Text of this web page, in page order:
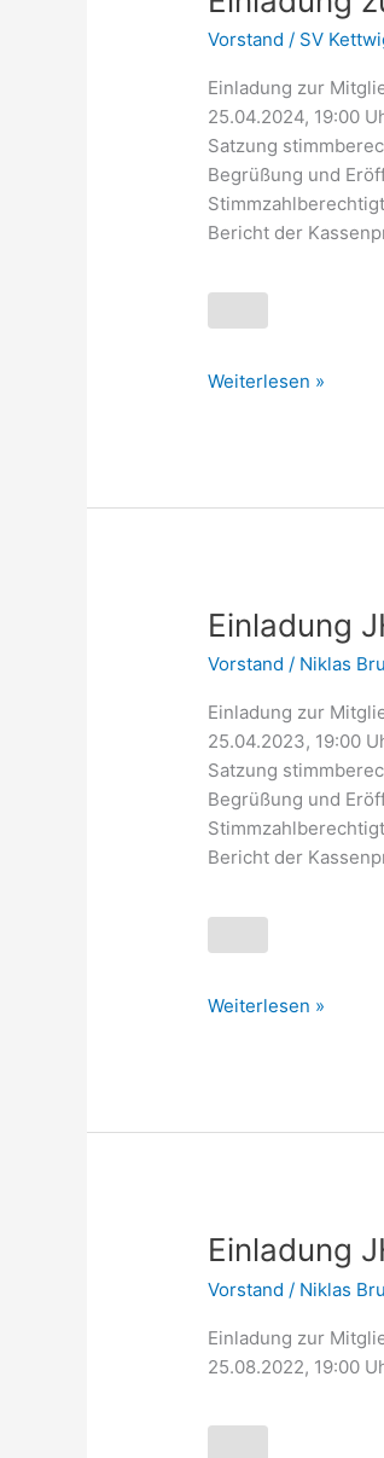
Vorstand / SV
Einladung zur
25.04.2024, 19:00
Satzung
Begrüßung und
Bericht der
2024
Weiterlesen »
Einladung
Vorstand / Niklas
Einladung zur
25.04.2023, 19:00
Satzung
Begrüßung und
Bericht der
Einladung
2023
Weiterlesen »
Einladung
Vorstand / Niklas
Einladung zur
25.08.2022, 19:00
Einladung
2022